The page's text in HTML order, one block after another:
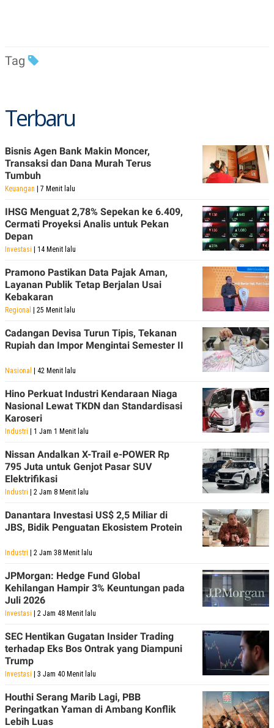
G
E
D
.
I
D
SITEMAPPROFILETERM
OF
PEDOMAN
SIBER
PRIVACY
POLICY
Tag
Terbaru
Bisnis Agen Bank Makin Moncer,
Transaksi dan Dana Murah Terus
Tumbuh
Keuangan | 7 Menit lalu
IHSG Menguat 2,78% Sepekan ke 6.409,
Cermati Proyeksi Analis untuk Pekan
Depan
Investasi | 14 Menit lalu
Pramono Pastikan Data Pajak Aman,
Layanan Publik Tetap Berjalan Usai
Kebakaran
Regional | 25 Menit lalu
Cadangan Devisa Turun Tipis, Tekanan
Rupiah dan Impor Mengintai Semester II
Nasional | 42 Menit lalu
Hino Perkuat Industri Kendaraan Niaga
Nasional Lewat TKDN dan Standardisasi
Karoseri
Industri | 1 Jam 1 Menit lalu
Nissan Andalkan X-Trail e-POWER Rp
795 Juta untuk Genjot Pasar SUV
Elektrifikasi
Industri | 2 Jam 8 Menit lalu
Danantara Investasi US$ 2,5 Miliar di
JBS, Bidik Penguatan Ekosistem Protein
Industri | 2 Jam 38 Menit lalu
JPMorgan: Hedge Fund Global
Kehilangan Hampir 3% Keuntungan pada
Juli 2026
Investasi | 2 Jam 48 Menit lalu
SEC Hentikan Gugatan Insider Trading
terhadap Eks Bos Ontrak yang Diampuni
Trump
Investasi | 3 Jam 40 Menit lalu
Houthi Serang Marib Lagi, PBB
Peringatkan Yaman di Ambang Konflik
Lebih Luas